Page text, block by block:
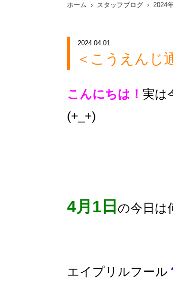
ホーム スタッフブログ 2024
2024.04.01
＜こうえんじ
こんにちは！ 実は
(+_+)
4月1日 の今日は
エイプリルフール